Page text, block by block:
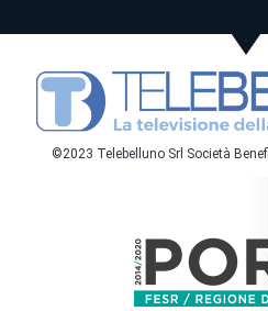
©2023 Telebelluno Srl Società